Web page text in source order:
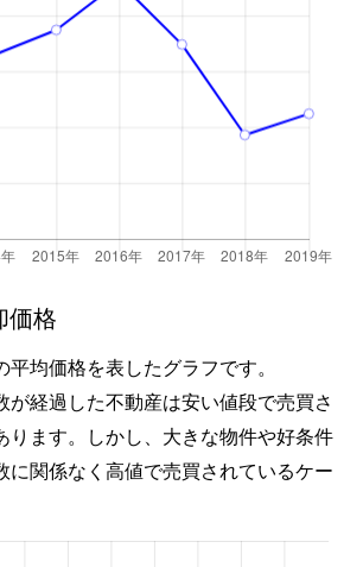
価格
均価格を表したグラフです。
が経過した不動産は安い値段で売買さ
ります。しかし、大きな物件や好条件
に関係なく高値で売買されているケー